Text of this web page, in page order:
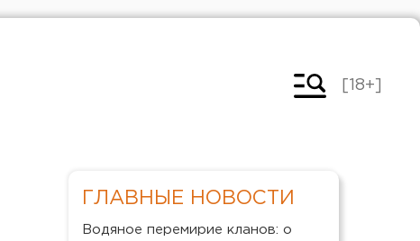
[18+]
ГЛАВНЫЕ НОВОСТИ
Водяное перемирие кланов: о